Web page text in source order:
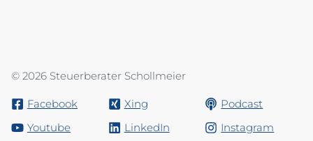
© 2026 Steuerberater Schollmeier
Facebook Xing
Podcast
Youtube
LinkedIn Instagram